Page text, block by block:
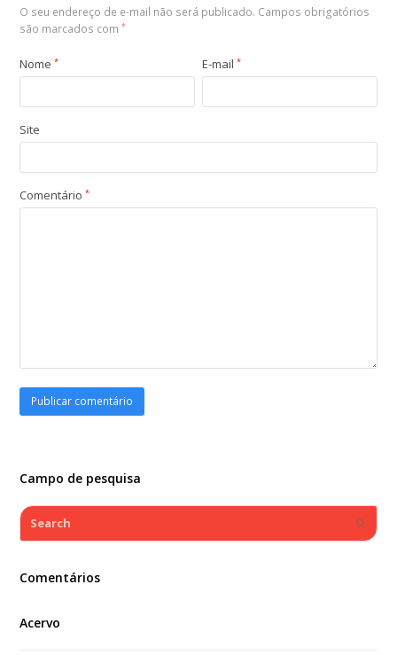
O seu endereço de e-mail não será publicado. Campos obrigatórios
são marcados com*
Nome* E-mail*
Site
Comentário*
Campo de pesquisa
Search
Comentários
Acervo